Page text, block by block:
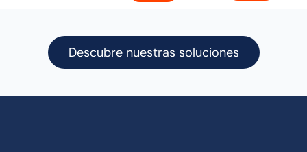
Descubre nuestras soluciones